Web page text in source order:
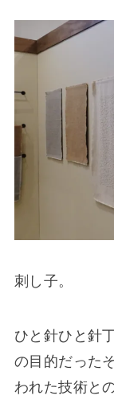
刺し子。
ひと針ひと針
の目的だった
われた技術と